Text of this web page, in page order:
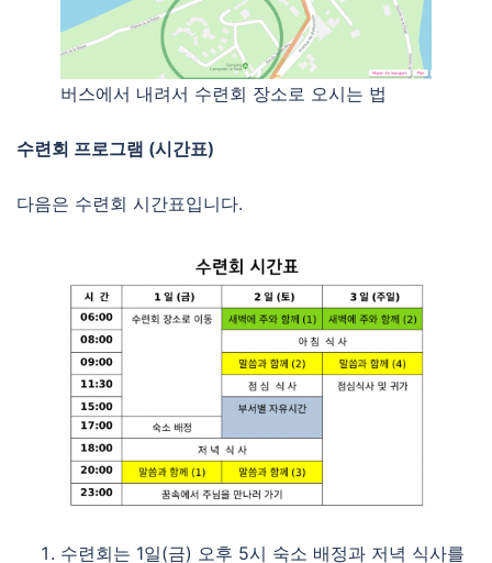
버스에서 내려서 수련회 장소로 오시는 법
수련회 프로그램 (시간표)
다음은 수련회 시간표입니다.
수련회는 1일(금) 오후 5시 숙소 배정과 저녁 식사를